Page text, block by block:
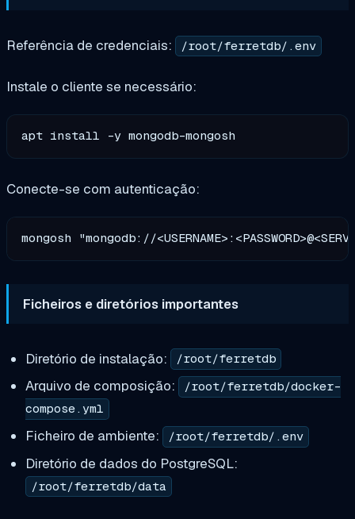
Referência de credenciais: /root/ferretdb/.env
Instale o cliente se necessário:
Conecte-se com autenticação:
Ficheiros e diretórios importantes
Diretório de instalação: /root/ferretdb
Arquivo de composição:
/root/ferretdb/docker-
compose.yml
Ficheiro de ambiente: /root/ferretdb/.env
Diretório de dados do PostgreSQL:
/root/ferretdb/data